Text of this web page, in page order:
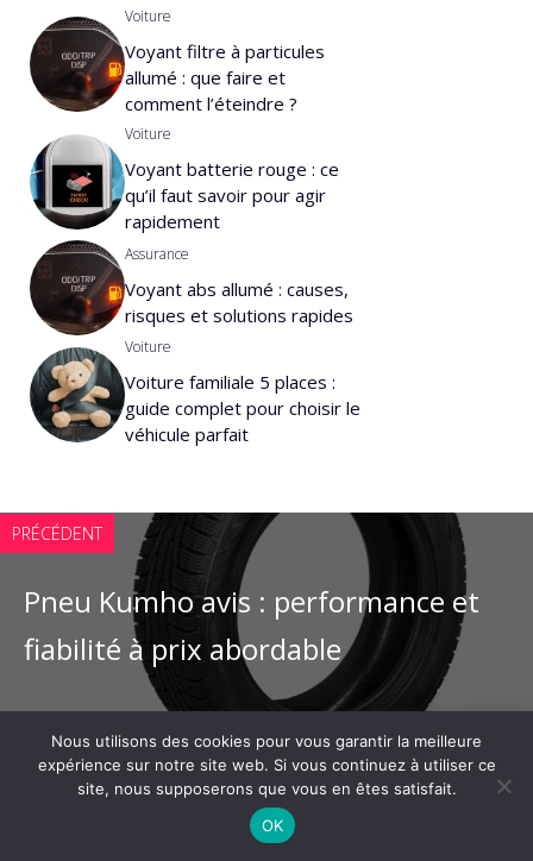
Voiture
Voyant filtre à particules
allumé : que faire et
comment l’éteindre ?
Voiture
Voyant batterie rouge : ce
qu’il faut savoir pour agir
rapidement
Assurance
Voyant abs allumé : causes,
risques et solutions rapides
Voiture
Voiture familiale 5 places :
guide complet pour choisir le
véhicule parfait
PRÉCÉDENT
Pneu Kumho avis : performance et
fiabilité à prix abordable
SUIVANT
Défaut moteur : Que faire face au
Nous utilisons des cookies pour vous garantir la meilleure
expérience sur notre site web. Si vous continuez à utiliser ce
site, nous supposerons que vous en êtes satisfait.
OK